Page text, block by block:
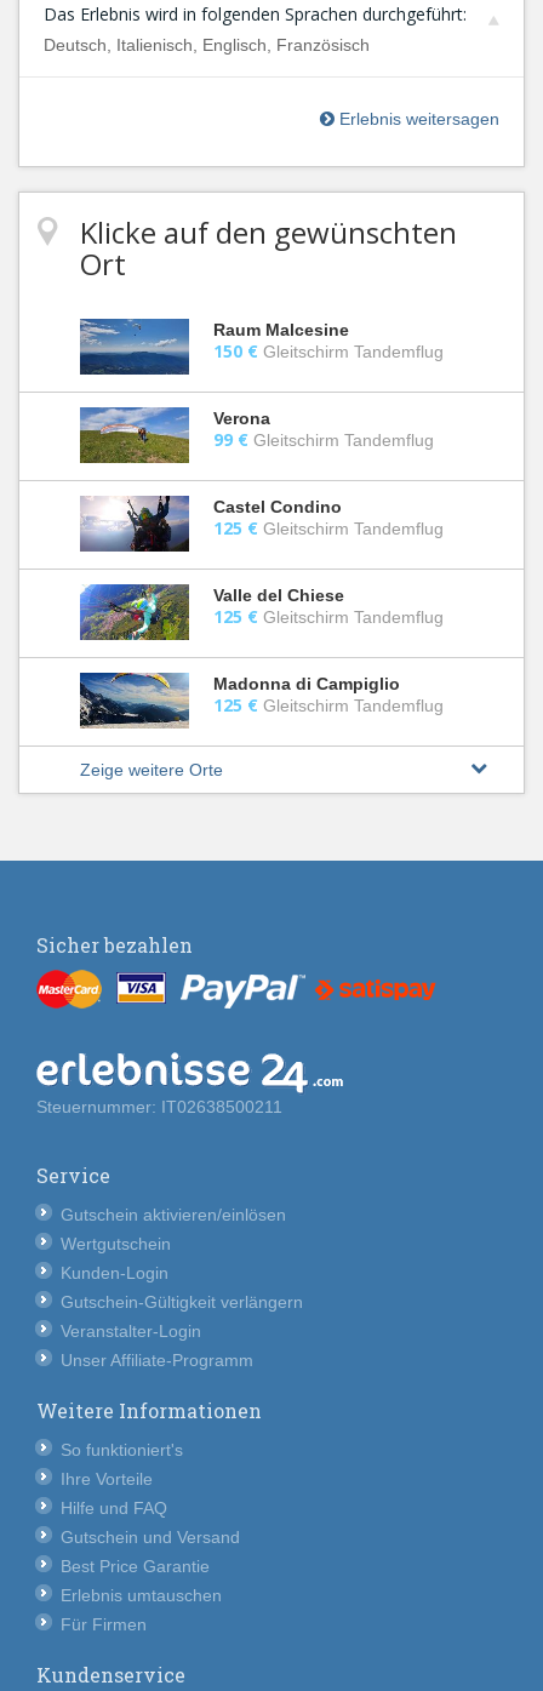
Das Erlebnis wird in folgenden Sprachen durchgeführt:
Deutsch, Italienisch, Englisch, Französisch
Erlebnis weitersagen
Klicke auf den gewünschten
Ort
Raum Malcesine
150 € Gleitschirm Tandemflug
Verona
99 € Gleitschirm Tandemflug
Castel Condino
125 € Gleitschirm Tandemflug
Valle del Chiese
125 € Gleitschirm Tandemflug
Madonna di Campiglio
125 € Gleitschirm Tandemflug
Zeige weitere Orte
Sicher bezahlen
Steuernummer: IT02638500211
Service
Gutschein aktivieren/einlösen
Wertgutschein
Kunden-Login
Gutschein-Gültigkeit verlängern
Veranstalter-Login
Unser Affiliate-Programm
Weitere Informationen
So funktioniert's
Ihre Vorteile
Hilfe und FAQ
Gutschein und Versand
Best Price Garantie
Erlebnis umtauschen
Für Firmen
Kundenservice